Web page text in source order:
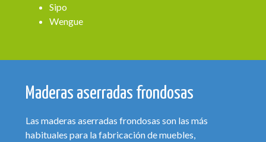
Sipo
Wengue
Maderas aserradas frondosas
Las maderas aserradas frondosas son las más
habituales para la fabricación de muebles,